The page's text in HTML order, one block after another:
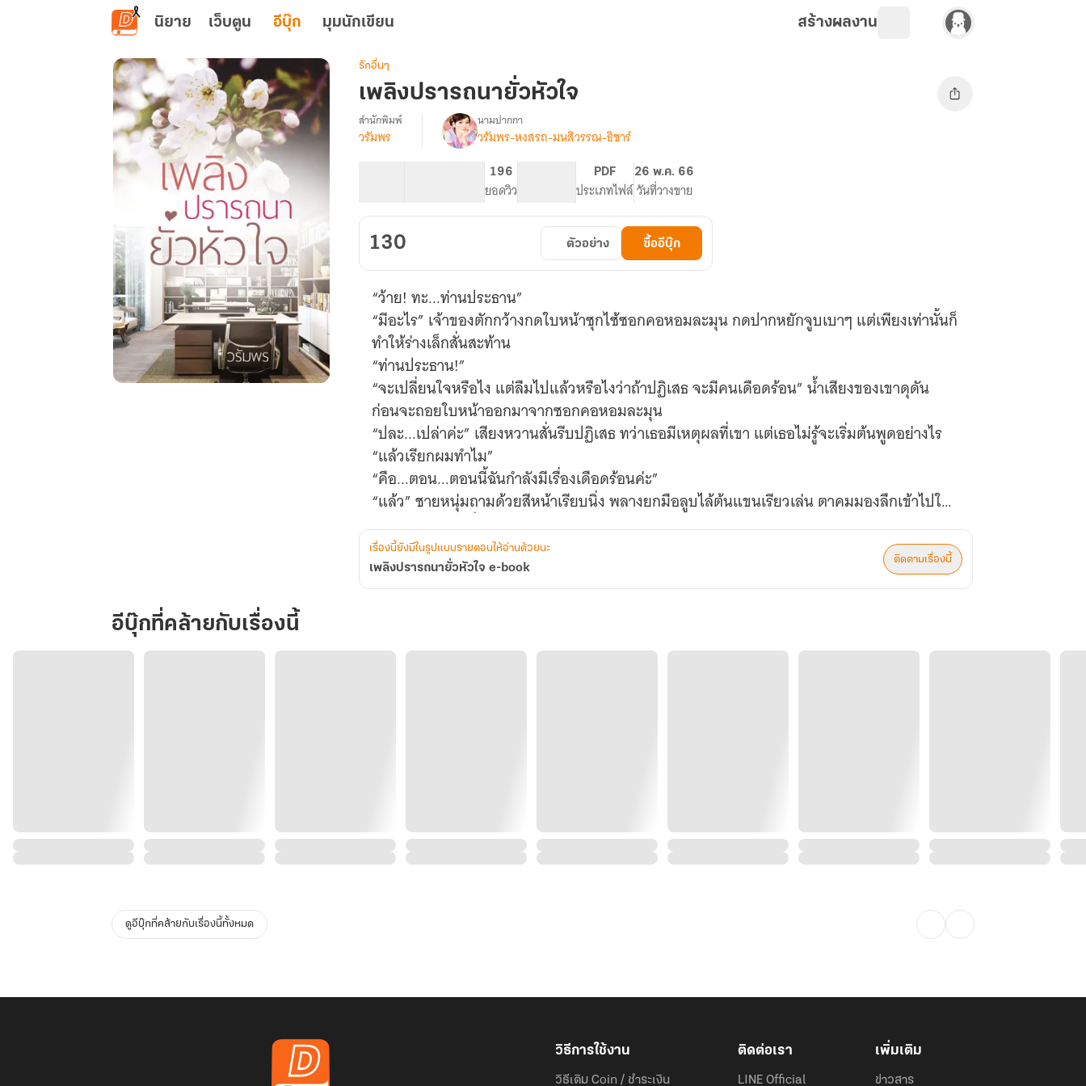
ข้ามไปยังเนื้อหาหลัก
นิยาย เว็บตูน อีบุ๊ก มุมนักเขียน สร้างผลงาน
รักอื่นๆ
เพลิงปรารถนายั่วหัวใจ
เรื่อง
e-
book
สำนักพิมพ์
วรัมพร
นามปากกา
วรัมพร-หงสรถ-มนสิวรรณ-ธิชาร์
196
ยอดวิว
PDF
ประเภทไฟล์
26 พ.ค. 66
วันที่วางขาย
130 ตัวอย่าง ซื้ออีบุ๊ก
“ว้าย! ทะ...ท่านประธาน”
“มีอะไร” เจ้าของตักกว้างกดใบหน้าซุกไซ้ซอกคอหอมละมุน กดปากหยักจูบเบาๆ แต่เพียงเท่านั้นก็
ทำให้ร่างเล็กสั่นสะท้าน
“ท่านประธาน!”
“จะเปลี่ยนใจหรือไง แต่ลืมไปแล้วหรือไงว่าถ้าปฏิเสธ จะมีคนเดือดร้อน” น้ำเสียงของเขาดุดัน
ก่อนจะถอยใบหน้าออกมาจากซอกคอหอมละมุน
“ปละ...เปล่าค่ะ” เสียงหวานสั่นรีบปฏิเสธ ทว่าเธอมีเหตุผลที่เขา แต่เธอไม่รู้จะเริ่มต้นพูดอย่างไร
“แล้วเรียกผมทำไม”
“คือ...ตอน...ตอนนี้ฉันกำลังมีเรื่องเดือดร้อนค่ะ”
“แล้ว” ชายหนุ่มถามด้วยสีหน้าเรียบนิ่ง พลางยกมือลูบไล้ต้นแขนเรียวเล่น ตาคมมองลึกเข้าไปใน
ดวงตากลมสวยที่เต็มไปด้วยความกังวล
“ฉัน...”
เรื่องนี้ยังมีในรูปแบบรายตอนให้อ่านด้วยนะ
เพลิงปรารถนายั่วหัวใจ e-book
ติดตามเรื่องนี้
อีบุ๊กที่คล้ายกับเรื่องนี้
ดูอีบุ๊กที่คล้ายกับเรื่องนี้ทั้งหมด
วิธีการใช้งาน
วิธีเติม Coin / ชำระเงิน
ติดต่อเรา
LINE Official
เพิ่มเติม
ข่าวสาร